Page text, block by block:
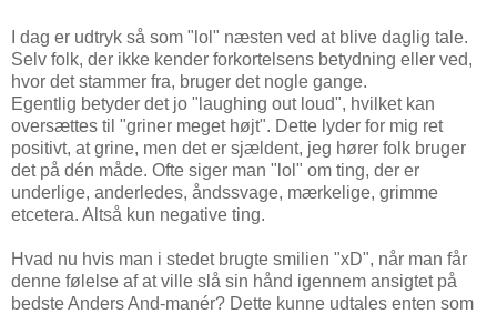
I dag er udtryk så som "lol" næsten ved at blive daglig tale.
Selv folk, der ikke kender forkortelsens betydning eller ved,
hvor det stammer fra, bruger det nogle gange.
Egentlig betyder det jo "laughing out loud", hvilket kan
oversættes til "griner meget højt". Dette lyder for mig ret
positivt, at grine, men det er sjældent, jeg hører folk bruger
det på dén måde. Ofte siger man "lol" om ting, der er
underlige, anderledes, åndssvage, mærkelige, grimme
etcetera. Altså kun negative ting.
Hvad nu hvis man i stedet brugte smilien "xD", når man får
denne følelse af at ville slå sin hånd igennem ansigtet på
bedste Anders And-manér? Dette kunne udtales enten som